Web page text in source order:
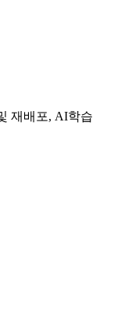
재배포, AI학습